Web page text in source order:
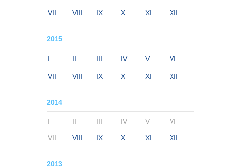
VII VIII IX X XI XII
2015
I II III IV V VI
VII VIII IX X XI XII
2014
I II III IV V VI
VII VIII IX X XI XII
2013